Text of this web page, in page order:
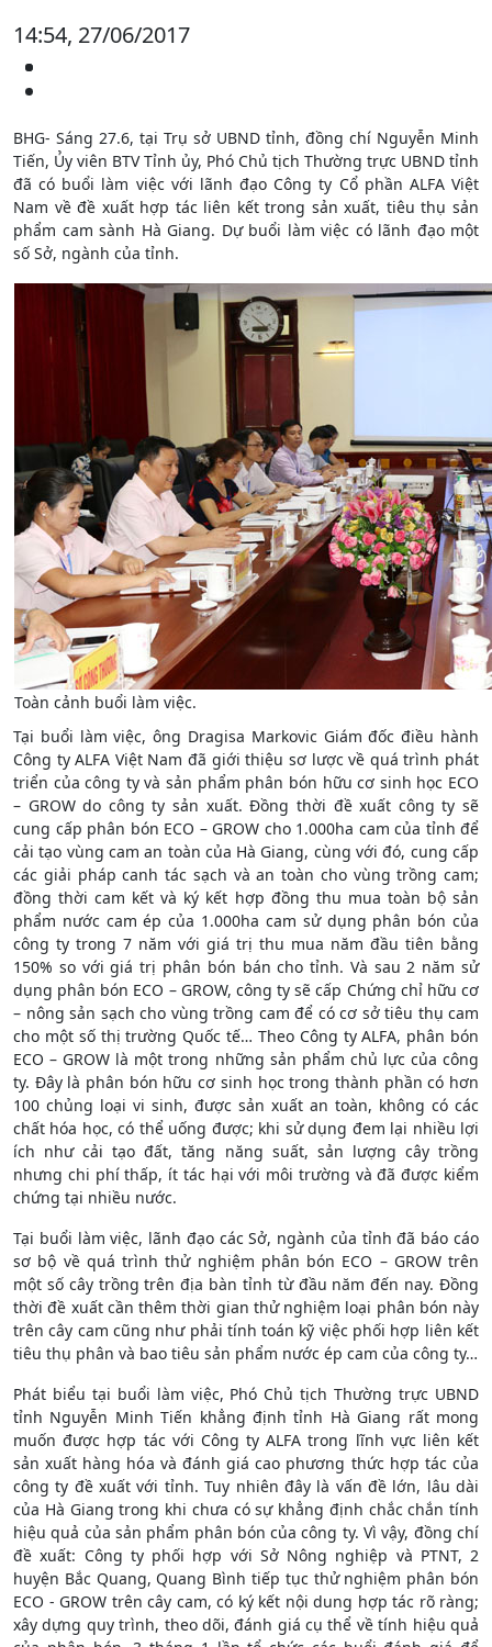
14:54, 27/06/2017
BHG- Sáng 27.6, tại Trụ sở UBND tỉnh, đồng chí Nguyễn Minh
Tiến, Ủy viên BTV Tỉnh ủy, Phó Chủ tịch Thường trực UBND tỉnh
đã có buổi làm việc với lãnh đạo Công ty Cổ phần ALFA Việt
Nam về đề xuất hợp tác liên kết trong sản xuất, tiêu thụ sản
phẩm cam sành Hà Giang. Dự buổi làm việc có lãnh đạo một
số Sở, ngành của tỉnh.
Toàn cảnh buổi làm việc.
Tại buổi làm việc, ông Dragisa Markovic Giám đốc điều hành
Công ty ALFA Việt Nam đã giới thiệu sơ lược về quá trình phát
triển của công ty và sản phẩm phân bón hữu cơ sinh học ECO
– GROW do công ty sản xuất. Đồng thời đề xuất công ty sẽ
cung cấp phân bón ECO – GROW cho 1.000ha cam của tỉnh để
cải tạo vùng cam an toàn của Hà Giang, cùng với đó, cung cấp
các giải pháp canh tác sạch và an toàn cho vùng trồng cam;
đồng thời cam kết và ký kết hợp đồng thu mua toàn bộ sản
phẩm nước cam ép của 1.000ha cam sử dụng phân bón của
công ty trong 7 năm với giá trị thu mua năm đầu tiên bằng
150% so với giá trị phân bón bán cho tỉnh. Và sau 2 năm sử
dụng phân bón ECO – GROW, công ty sẽ cấp Chứng chỉ hữu cơ
– nông sản sạch cho vùng trồng cam để có cơ sở tiêu thụ cam
cho một số thị trường Quốc tế… Theo Công ty ALFA, phân bón
ECO – GROW là một trong những sản phẩm chủ lực của công
ty. Đây là phân bón hữu cơ sinh học trong thành phần có hơn
100 chủng loại vi sinh, được sản xuất an toàn, không có các
chất hóa học, có thể uống được; khi sử dụng đem lại nhiều lợi
ích như cải tạo đất, tăng năng suất, sản lượng cây trồng
nhưng chi phí thấp, ít tác hại với môi trường và đã được kiểm
chứng tại nhiều nước.
Tại buổi làm việc, lãnh đạo các Sở, ngành của tỉnh đã báo cáo
sơ bộ về quá trình thử nghiệm phân bón ECO – GROW trên
một số cây trồng trên địa bàn tỉnh từ đầu năm đến nay. Đồng
thời đề xuất cần thêm thời gian thử nghiệm loại phân bón này
trên cây cam cũng như phải tính toán kỹ việc phối hợp liên kết
tiêu thụ phân và bao tiêu sản phẩm nước ép cam của công ty…
Phát biểu tại buổi làm việc, Phó Chủ tịch Thường trực UBND
tỉnh Nguyễn Minh Tiến khẳng định tỉnh Hà Giang rất mong
muốn được hợp tác với Công ty ALFA trong lĩnh vực liên kết
sản xuất hàng hóa và đánh giá cao phương thức hợp tác của
công ty đề xuất với tỉnh. Tuy nhiên đây là vấn đề lớn, lâu dài
của Hà Giang trong khi chưa có sự khẳng định chắc chắn tính
hiệu quả của sản phẩm phân bón của công ty. Vì vậy, đồng chí
đề xuất: Công ty phối hợp với Sở Nông nghiệp và PTNT, 2
huyện Bắc Quang, Quang Bình tiếp tục thử nghiệm phân bón
ECO - GROW trên cây cam, có ký kết nội dung hợp tác rõ ràng;
xây dựng quy trình, theo dõi, đánh giá cụ thể về tính hiệu quả